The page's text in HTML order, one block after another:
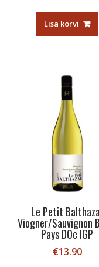
Lisa korvi
Le Petit
Viogner/Sauvignon
Pays DOc IGP
€13.90